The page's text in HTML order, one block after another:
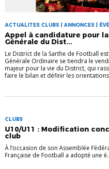
ACTUALITES CLUBS | ANNONCES |
Appel à candidature pour
Générale du Dist...
Le District de la Sarthe de Football
Générale Ordinaire se tiendra le
majeur pour la vie du District, qui
faire le bilan et définir les
CLUBS
U10/U11 : Modification
club
À l’occasion de son Assemblée
Française de Football a adopté une